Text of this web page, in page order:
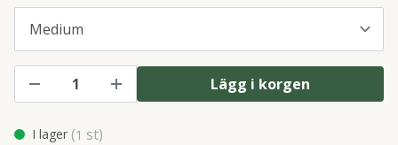
Lägg i korgen
I lager (1 st)